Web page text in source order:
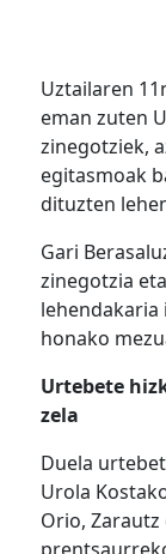
Uztailaren
eman zuten
zinegotziek,
egitasmoak
dituzten
Gari
zinegotzia
honako
Urtebete
zela
Duela
Urola
Orio,